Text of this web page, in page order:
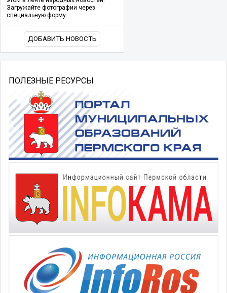
Загружайте фотографии через
специальную форму.
ДОБАВИТЬ НОВОСТЬ
ПОЛЕЗНЫЕ РЕСУРСЫ